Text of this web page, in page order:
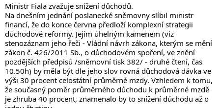
Ministr Fiala zvažuje snížení důchodů.
Na dnešním jednání poslanecké sněmovny slíbil ministr
financí, že do konce června předloží komplexní strategii
důchodové reformy. Jejím úhelným kamenem (viz
stenozáznam jeho řeči - Vládní návrh zákona, kterým se mění
zákon č. 426/2011 Sb., o důchodovém spoření, ve znění
pozdějších předpisů /sněmovní tisk 382/ - druhé čtení, čas
10.50h) by měla být dle jeho slov rovná důchodová dávka ve
výši 30 procent celostátní průměrné mzdy. Vzhledem k tomu,
že současný poměr průměrného důchodu k průměrné mzdě
je zhruba 40 procent, znamenalo by to snížení důchodu až o